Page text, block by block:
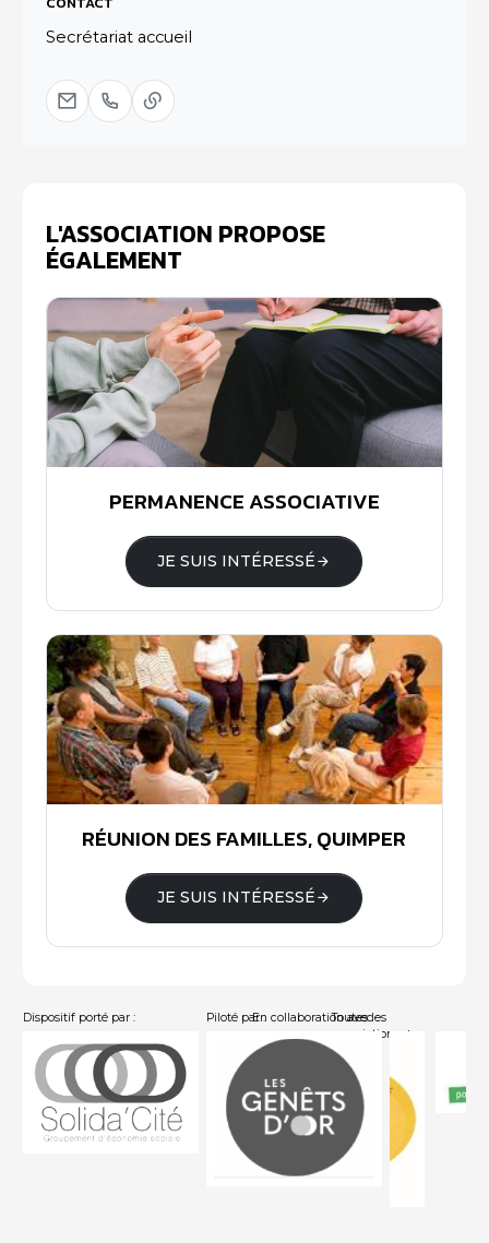
Secrétariat accueil
L'ASSOCIATION PROPOSE
ÉGALEMENT
PERMANENCE ASSOCIATIVE
JE SUIS INTÉRESSÉ
RÉUNION DES FAMILLES, QUIMPER
JE SUIS INTÉRESSÉ
Dispositif porté par : Piloté par :En collaboration avec :
Toutes les
associations